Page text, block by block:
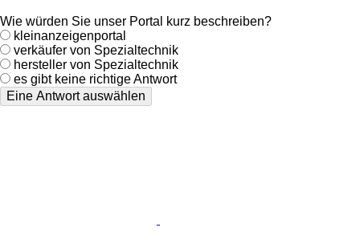
Wie würden Sie unser Portal kurz beschreiben?
kleinanzeigenportal
verkäufer von Spezialtechnik
hersteller von Spezialtechnik
es gibt keine richtige Antwort
Eine Antwort auswählen